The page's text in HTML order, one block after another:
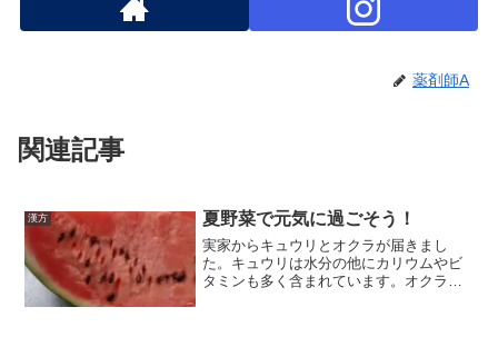
薬剤師A
関連記事
漢方 夏野菜で元気に過ごそう！
実家からキュウリとオクラが届きまし
た。キュウリは水分の他にカリウムやビ
タミンも多く含まれています。オクラの